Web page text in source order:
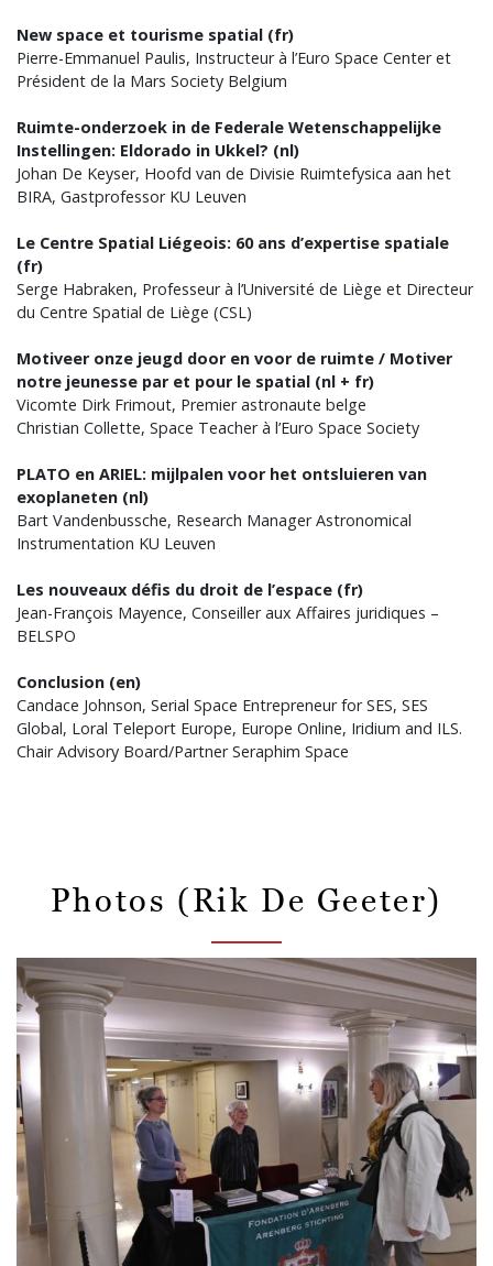
New space et tourisme spatial (fr)
Pierre-Emmanuel Paulis, Instructeur à l’Euro Space Center et
Président de la Mars Society Belgium
Ruimte-onderzoek in de Federale Wetenschappelijke
Instellingen: Eldorado in Ukkel? (nl)
Johan De Keyser, Hoofd van de Divisie Ruimtefysica aan het
BIRA, Gastprofessor KU Leuven
Le Centre Spatial Liégeois: 60 ans d’expertise spatiale
(fr)
Serge Habraken, Professeur à l’Université de Liège et Directeur
du Centre Spatial de Liège (CSL)
Motiveer onze jeugd door en voor de ruimte / Motiver
notre jeunesse par et pour le spatial (nl + fr)
Vicomte Dirk Frimout, Premier astronaute belge
Christian Collette, Space Teacher à l’Euro Space Society
PLATO en ARIEL: mijlpalen voor het ontsluieren van
exoplaneten (nl)
Bart Vandenbussche, Research Manager Astronomical
Instrumentation KU Leuven
Les nouveaux défis du droit de l’espace (fr)
Jean-François Mayence, Conseiller aux Affaires juridiques –
BELSPO
Conclusion (en)
Candace Johnson, Serial Space Entrepreneur for SES, SES
Global, Loral Teleport Europe, Europe Online, Iridium and ILS.
Chair Advisory Board/Partner Seraphim Space
Photos (Rik De Geeter)
Bild